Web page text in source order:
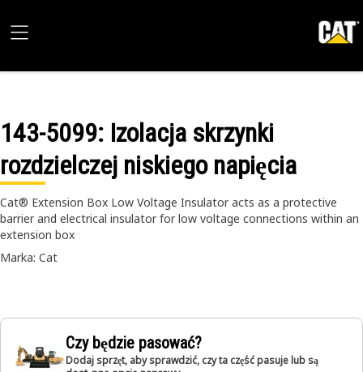
143-5099: Izolacja skrzynki
rozdzielczej niskiego napięcia
Cat® Extension Box Low Voltage Insulator acts as a protective
barrier and electrical insulator for low voltage connections within an
extension box
Marka: Cat
Czy będzie pasować?
Dodaj sprzęt, aby sprawdzić, czy ta część pasuje lub są